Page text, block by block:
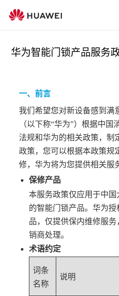
华为智能门锁产品服务
一、前言
我们希望您对新设备感到满
（以下称“华为”）根据中
法规和华为的相关政策，制
政策，您可以根据本政策规
修，华为将为您提供相关服
保修产品
本服务政策仅应用于中
的智能门锁产品。华为
品，仅提供保内维修服
销商处理。
术语约定
词条
名称
说明